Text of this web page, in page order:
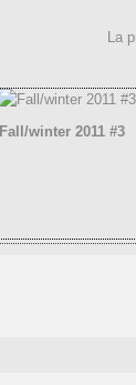
La
Fall/winter 2011 #3